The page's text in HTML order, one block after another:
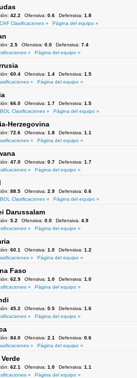
42.2 Ofensiva: 0.6 Defensiva: 1.8
Clasificaciones »
Página del equipo »
2.5 Ofensiva: 0.0 Defensiva: 7.4
»
Página del equipo »
60.4 Ofensiva: 1.4 Defensiva: 1.5
»
Página del equipo »
66.0 Ofensiva: 1.7 Defensiva: 1.5
Clasificaciones »
Página del equipo »
Herzegovina
72.6 Ofensiva: 1.8 Defensiva: 1.1
»
Página del equipo »
47.0 Ofensiva: 0.7 Defensiva: 1.7
»
Página del equipo »
88.5 Ofensiva: 2.9 Defensiva: 0.6
Clasificaciones »
Página del equipo »
Darussalam
5.2 Ofensiva: 0.0 Defensiva: 4.9
»
Página del equipo »
60.1 Ofensiva: 1.0 Defensiva: 1.2
»
Página del equipo »
Faso
62.9 Ofensiva: 1.0 Defensiva: 1.0
»
Página del equipo »
45.2 Ofensiva: 0.5 Defensiva: 1.6
»
Página del equipo »
84.0 Ofensiva: 2.1 Defensiva: 0.6
»
Página del equipo »
62.1 Ofensiva: 1.0 Defensiva: 1.1
»
Página del equipo »